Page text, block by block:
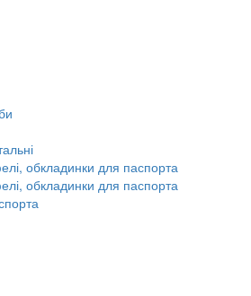
обкладинки для паспорта
обкладинки для паспорта